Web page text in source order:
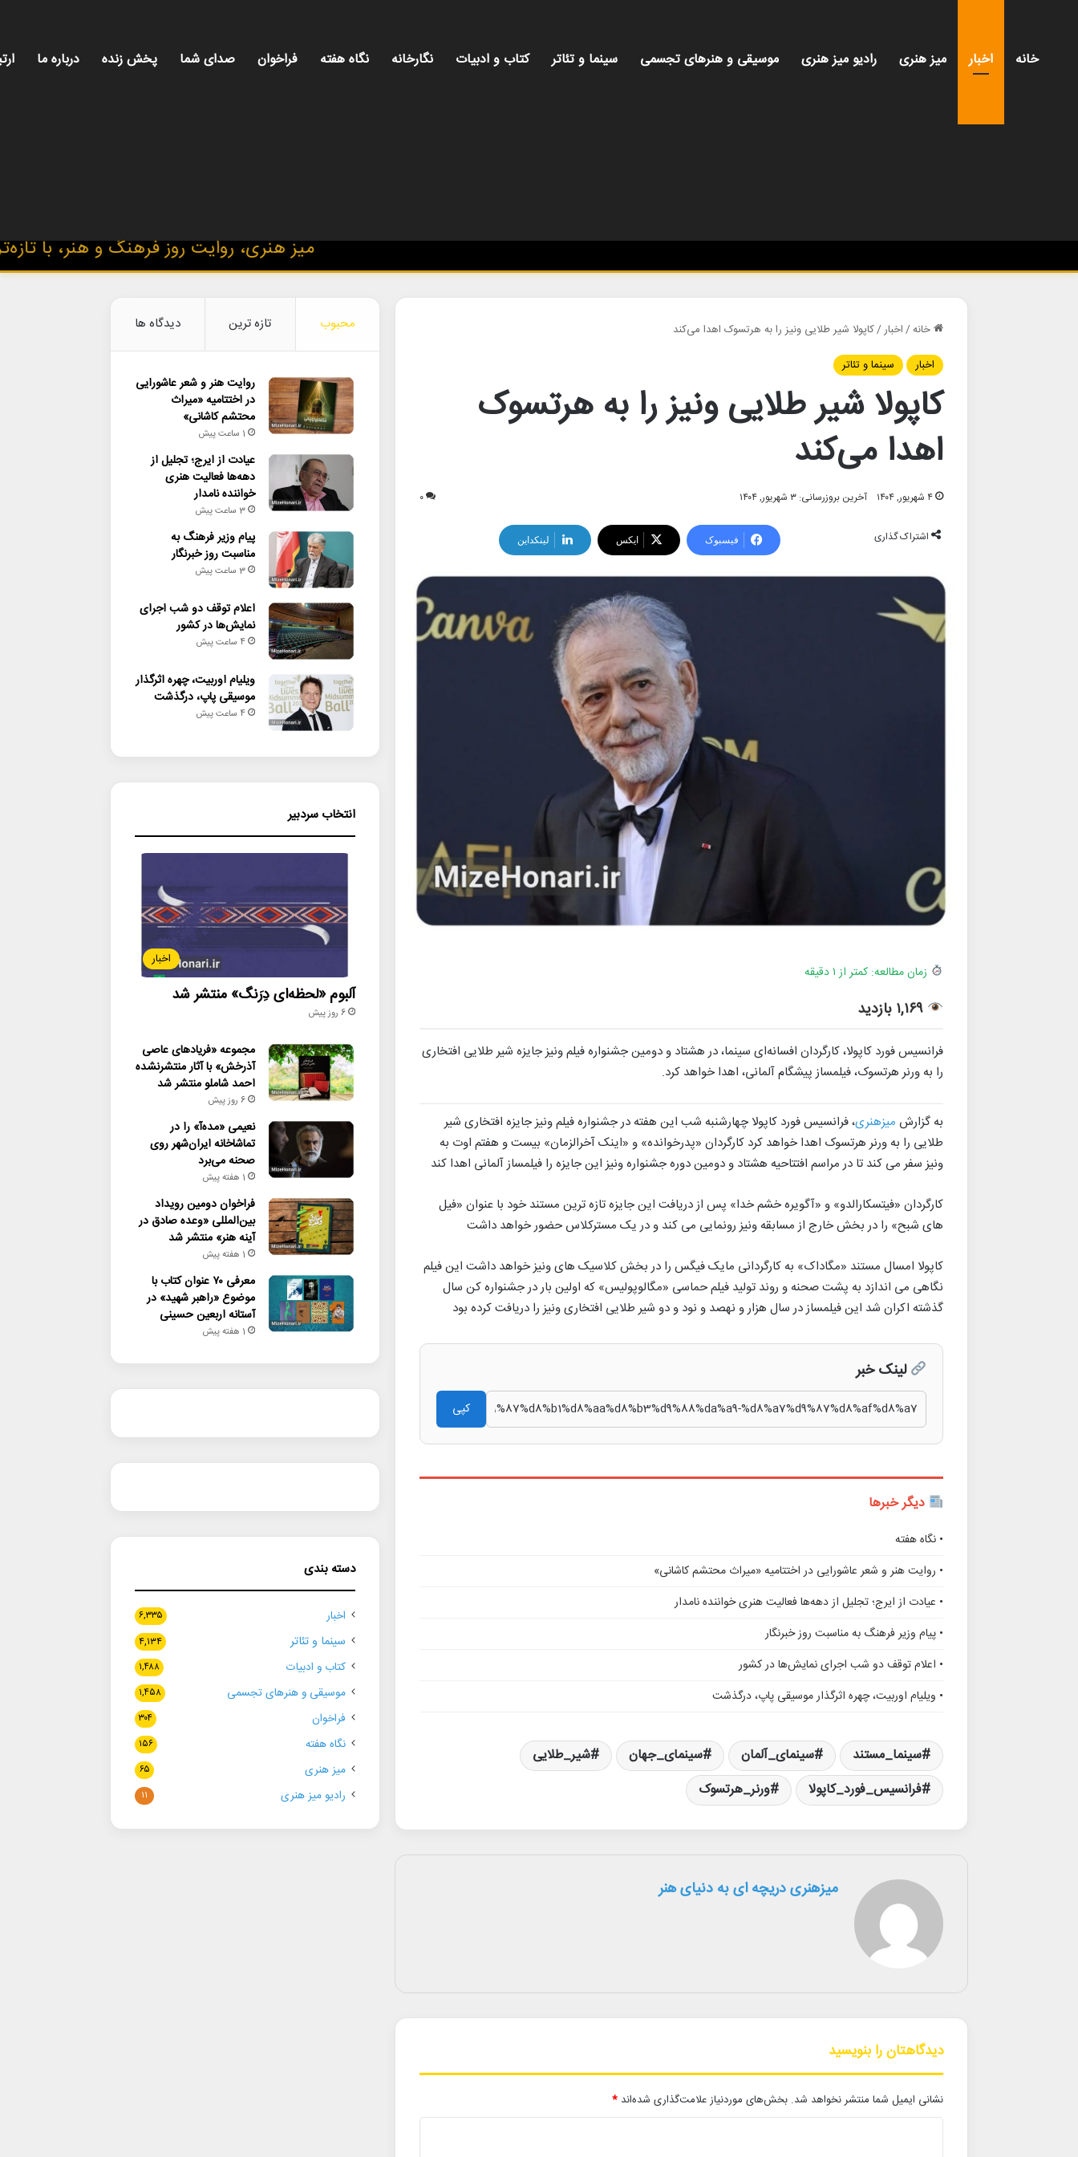
خانه اخبار میز هنری رادیو میز هنری موسیقی و هنرهای تجسمی سینما و تئاتر کتاب و ادبیات نگارخانه نگاه هفته فراخوان صدای شما پخش زنده درباره ما
میز هنری، روایت روز فرهنگ و هنر، با
خانه/اخبار/کاپولا شیر طلایی ونیز را به هرتسوک اهدا می‌کند
اخبار
سینما و تئاتر
کاپولا شیر طلایی ونیز را به هرتسوک
اهدا می‌کند
۴ شهریور, ۱۴۰۴ آخرین بروزرسانی: ۳ شهریور, ۱۴۰۴ ۰
اشتراک گذاری فیسبوک ایکس لینکداین
زمان مطالعه: کمتر از ۱ دقیقه
۱,۱۶۹ بازدید
فرانسیس فورد کاپولا، کارگردان افسانه‌ای سینما، در هشتاد و دومین جشنواره فیلم ونیز جایزه شیر طلایی افتخاری
را به ورنر هرتسوک، فیلمساز پیشگام آلمانی، اهدا خواهد کرد.
به گزارش میزهنری، فرانسیس فورد کاپولا چهارشنبه شب این هفته در جشنواره فیلم ونیز جایزه افتخاری شیر
طلایی را به ورنر هرتسوک اهدا خواهد کرد کارگردان «پدرخوانده» و «اینک آخرالزمان» بیست و هفتم اوت به
ونیز سفر می کند تا در مراسم افتتاحیه هشتاد و دومین دوره جشنواره ونیز این جایزه را فیلمساز آلمانی اهدا کند
کارگردان «فیتسکارالدو» و «آگویره خشم خدا» پس از دریافت این جایزه تازه ترین مستند خود با عنوان «فیل
های شبح» را در بخش خارج از مسابقه ونیز رونمایی می کند و در یک مسترکلاس حضور خواهد داشت
کاپولا امسال مستند «مگاداک» به کارگردانی مایک فیگس را در بخش کلاسیک های ونیز خواهد داشت این فیلم
نگاهی می اندازد به پشت صحنه و روند تولید فیلم حماسی «مگالوپولیس» که اولین بار در جشنواره کن سال
گذشته اکران شد این فیلمساز در سال هزار و نهصد و نود و دو شیر طلایی افتخاری ونیز را دریافت کرده بود
لینک خبر
کپی
دیگر خبرها
• نگاه هفته
• روایت هنر و شعر عاشورایی در اختتامیه «میراث محتشم کاشانی»
• عیادت از ایرج؛ تجلیل از دهه‌ها فعالیت هنری خواننده نامدار
• پیام وزیر فرهنگ به مناسبت روز خبرنگار
• اعلام توقف دو شب اجرای نمایش‌ها در کشور
• ویلیام اوربیت، چهره اثرگذار موسیقی پاپ، درگذشت
سینما_مستند سینمای_آلمان سینمای_جهان
شیر_طلایی
فرانسیس_فورد_کاپولا
ورنر_هرتسوک
میزهنری دریچه ای به دنیای هنر
دیدگاهتان را بنویسید
نشانی ایمیل شما منتشر نخواهد شد. بخش‌های موردنیاز علامت‌گذاری شده‌اند *
محبوب تازه ترین دیدگاه ها
روایت هنر و شعر عاشورایی
در اختتامیه «میراث
محتشم کاشانی»
1 ساعت پیش
عیادت از ایرج؛ تجلیل از
دهه‌ها فعالیت هنری
خواننده نامدار
3 ساعت پیش
پیام وزیر فرهنگ به
مناسبت روز خبرنگار
3 ساعت پیش
اعلام توقف دو شب اجرای
نمایش‌ها در کشور
4 ساعت پیش
ویلیام اوربیت، چهره اثرگذار
موسیقی پاپ، درگذشت
4 ساعت پیش
انتخاب سردبیر
اخبار
آلبوم «لحظه‌ای دِرَنگ» منتشر شد
6 روز پیش
مجموعه «فریادهای عاصی
آذرخش» با آثار منتشرنشده
احمد شاملو منتشر شد
6 روز پیش
نعیمی «مده‌آ» را در
تماشاخانه ایران‌شهر روی
صحنه می‌برد
1 هفته پیش
فراخوان دومین رویداد
بین‌المللی «وعده صادق در
آینه هنر» منتشر شد
1 هفته پیش
معرفی ۷۰ عنوان کتاب با
موضوع «راهبر شهید» در
آستانه اربعین حسینی
1 هفته پیش
دسته بندی
اخبار ۶,۳۳۵
سینما و تئاتر ۴,۱۳۴
کتاب و ادبیات ۱,۴۸۸
موسیقی و هنرهای تجسمی ۱,۴۵۸
فراخوان ۳۰۴
نگاه هفته ۱۵۶
میز هنری ۶۵
رادیو میز هنری ۱۱